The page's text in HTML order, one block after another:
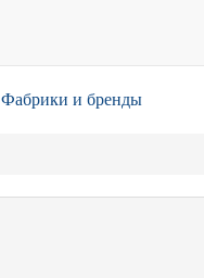
Фабрики и бренды